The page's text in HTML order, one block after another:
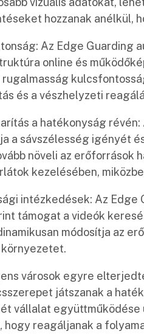
hozzanak anélkül,
Az Edge Guarding
online és
rugalmasság
és a vészhelyzeti
a hatékonyság
a sávszélesség igényét
növeli az erőforrások
kezelésében,
intézkedések: Az
támogat a videók
módosítja az
városok egyre
játszanak a
vállalat
hogy reagáljanak a